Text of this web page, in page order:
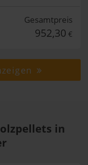
Gesamtpreis
952,30 €
in